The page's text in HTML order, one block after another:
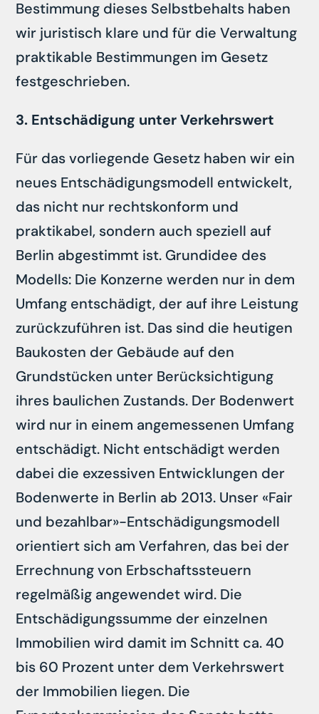
Bestimmung dieses Selbstbehalts haben
wir juristisch klare und für die Verwaltung
praktikable Bestimmungen im Gesetz
festgeschrieben.
3. Entschädigung unter Verkehrswert
Für das vorliegende Gesetz haben wir ein
neues Entschädigungsmodell entwickelt,
das nicht nur rechtskonform und
praktikabel, sondern auch speziell auf
Berlin abgestimmt ist. Grundidee des
Modells: Die Konzerne werden nur in dem
Umfang entschädigt, der auf ihre Leistung
zurückzuführen ist. Das sind die heutigen
Baukosten der Gebäude auf den
Grundstücken unter Berücksichtigung
ihres baulichen Zustands. Der Bodenwert
wird nur in einem angemessenen Umfang
entschädigt. Nicht entschädigt werden
dabei die exzessiven Entwicklungen der
Bodenwerte in Berlin ab 2013. Unser «Fair
und bezahlbar»-Entschädigungsmodell
orientiert sich am Verfahren, das bei der
Errechnung von Erbschaftssteuern
regelmäßig angewendet wird. Die
Entschädigungssumme der einzelnen
Immobilien wird damit im Schnitt ca. 40
bis 60 Prozent unter dem Verkehrswert
der Immobilien liegen. Die